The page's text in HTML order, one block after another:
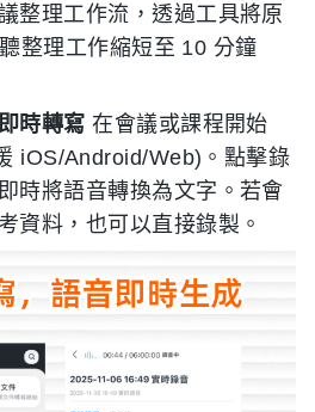
整理工作流，透過工具將原
整理工作縮短至 10 分鐘
時轉寫 在會議或課程開始
iOS/Android/Web)。點擊錄
時將語音轉換為文字。若會
資料，也可以直接錄製。